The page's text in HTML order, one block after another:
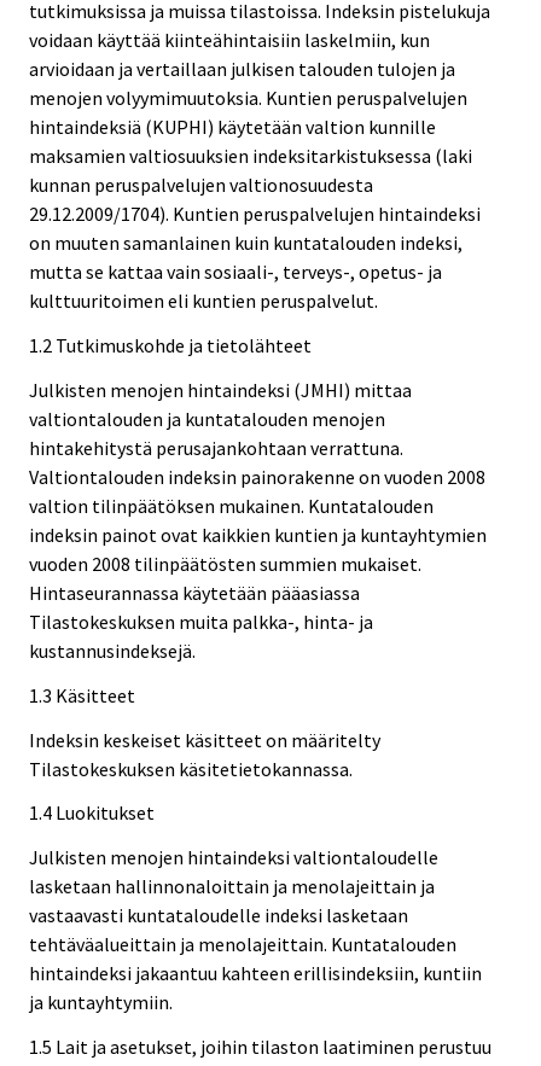
tutkimuksissa ja muissa tilastoissa. Indeksin pistelukuja
voidaan käyttää kiinteähintaisiin laskelmiin, kun
arvioidaan ja vertaillaan julkisen talouden tulojen ja
menojen volyymimuutoksia. Kuntien peruspalvelujen
hintaindeksiä (KUPHI) käytetään valtion kunnille
maksamien valtiosuuksien indeksitarkistuksessa (laki
kunnan peruspalvelujen valtionosuudesta
29.12.2009/1704). Kuntien peruspalvelujen hintaindeksi
on muuten samanlainen kuin kuntatalouden indeksi,
mutta se kattaa vain sosiaali-, terveys-, opetus- ja
kulttuuritoimen eli kuntien peruspalvelut.
1.2 Tutkimuskohde ja tietolähteet
Julkisten menojen hintaindeksi (JMHI) mittaa
valtiontalouden ja kuntatalouden menojen
hintakehitystä perusajankohtaan verrattuna.
Valtiontalouden indeksin painorakenne on vuoden 2008
valtion tilinpäätöksen mukainen. Kuntatalouden
indeksin painot ovat kaikkien kuntien ja kuntayhtymien
vuoden 2008 tilinpäätösten summien mukaiset.
Hintaseurannassa käytetään pääasiassa
Tilastokeskuksen muita palkka-, hinta- ja
kustannusindeksejä.
1.3 Käsitteet
Indeksin keskeiset käsitteet on määritelty
Tilastokeskuksen käsitetietokannassa.
1.4 Luokitukset
Julkisten menojen hintaindeksi valtiontaloudelle
lasketaan hallinnonaloittain ja menolajeittain ja
vastaavasti kuntataloudelle indeksi lasketaan
tehtäväalueittain ja menolajeittain. Kuntatalouden
hintaindeksi jakaantuu kahteen erillisindeksiin, kuntiin
ja kuntayhtymiin.
1.5 Lait ja asetukset, joihin tilaston laatiminen perustuu